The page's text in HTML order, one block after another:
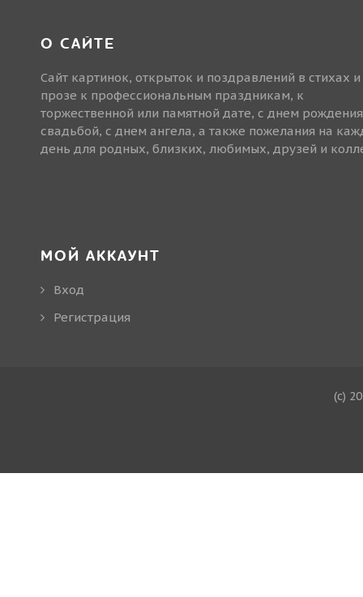
О САЙТЕ
Сайт картинок, открыток и поздравлений в стихах и
прозе к профессиональным праздникам, к
торжественной или памятной дате, с днем
свадьбой, с днем ангела, а также пожелания на
день для родных, близких, любимых, друзей и
МОЙ АККАУНТ
Вход
Регистрация
(c)